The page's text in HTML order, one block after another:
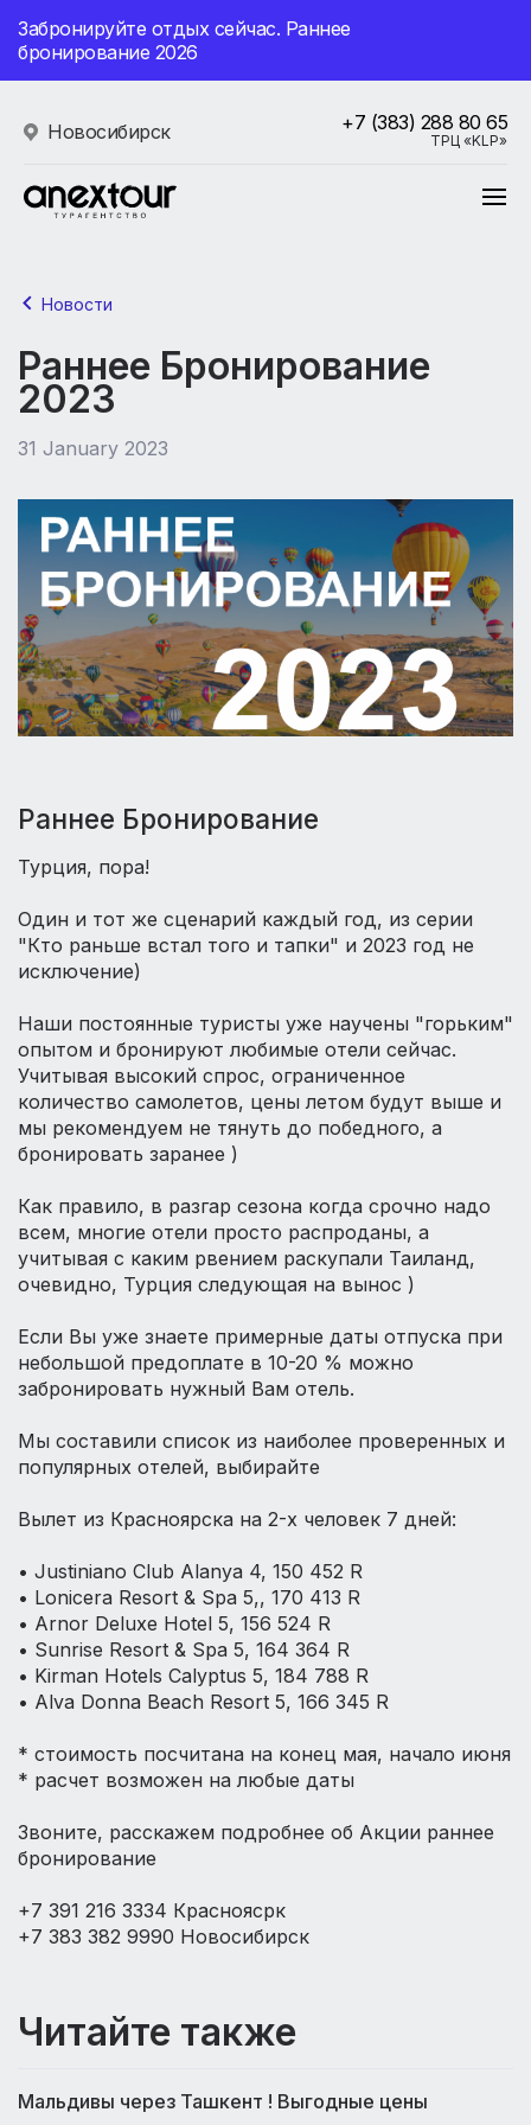
Забронируйте отдых сейчас. Раннее
бронирование 2026
Новосибирск +7 (383) 288 80 65
ТРЦ «KLP»
Новости
Раннее Бронирование
2023
31 January 2023
Раннее Бронирование
Турция, пора!
Один и тот же сценарий каждый год, из серии
"Кто раньше встал того и тапки" и 2023 год не
исключение)
Наши постоянные туристы уже научены "горьким"
опытом и бронируют любимые отели сейчас.
Учитывая высокий спрос, ограниченное
количество самолетов, цены летом будут выше и
мы рекомендуем не тянуть до победного, а
бронировать заранее )
Как правило, в разгар сезона когда срочно надо
всем, многие отели просто распроданы, а
учитывая с каким рвением раскупали Таиланд,
очевидно, Турция следующая на вынос )
Если Вы уже знаете примерные даты отпуска при
небольшой предоплате в 10-20 % можно
забронировать нужный Вам отель.
Мы составили список из наиболее проверенных и
популярных отелей, выбирайте
Вылет из Красноярска на 2-х человек 7 дней:
• Justiniano Club Alanya 4, 150 452 R
• Lonicera Resort & Spa 5,, 170 413 R
• Arnor Deluxe Hotel 5, 156 524 R
• Sunrise Resort & Spa 5, 164 364 R
• Kirman Hotels Calyptus 5, 184 788 R
• Alva Donna Beach Resort 5, 166 345 R
* стоимость посчитана на конец мая, начало июня
* расчет возможен на любые даты
Звоните, расскажем подробнее об Акции раннее
бронирование
+7 391 216 3334 Красноясрк
+7 383 382 9990 Новосибирск
Читайте также
Мальдивы через Ташкент ! Выгодные цены